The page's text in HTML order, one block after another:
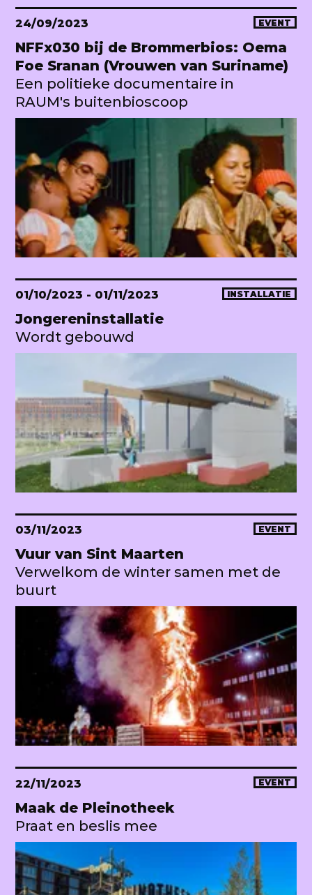
24/09/2023 EVENT
NFFx030 bij de Brommerbios: Oema
Foe Sranan (Vrouwen van Suriname)
Een politieke documentaire in
RAUM's buitenbioscoop
01/10/2023 - 01/11/2023 INSTALLATIE
Jongereninstallatie
Wordt gebouwd
03/11/2023 EVENT
Vuur van Sint Maarten
Verwelkom de winter samen met de
buurt
22/11/2023 EVENT
Maak de Pleinotheek
Praat en beslis mee